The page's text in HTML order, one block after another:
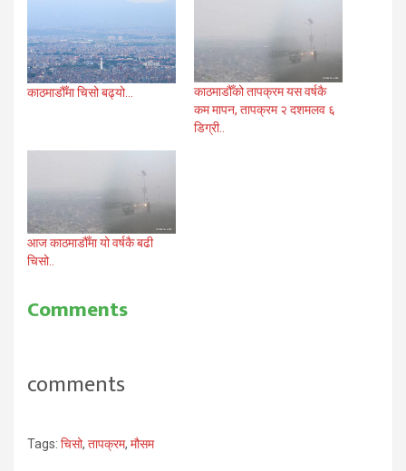
काठमाडौँमा चिसो बढ्यो…
काठमाडौँको तापक्रम यस वर्षकै
कम मापन, तापक्रम २ दशमलव ६
डिग्री..
आज काठमाडौँमा यो वर्षकै बढी
चिसो..
Comments
comments
Tags: चिसो, तापक्रम, मौसम